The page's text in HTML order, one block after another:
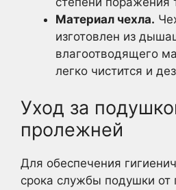
Материал чехла.
изготовлен из
влагоотводящего
легко чистится и
Уход за
пролежней
Для обеспечения
срока службы подушки от